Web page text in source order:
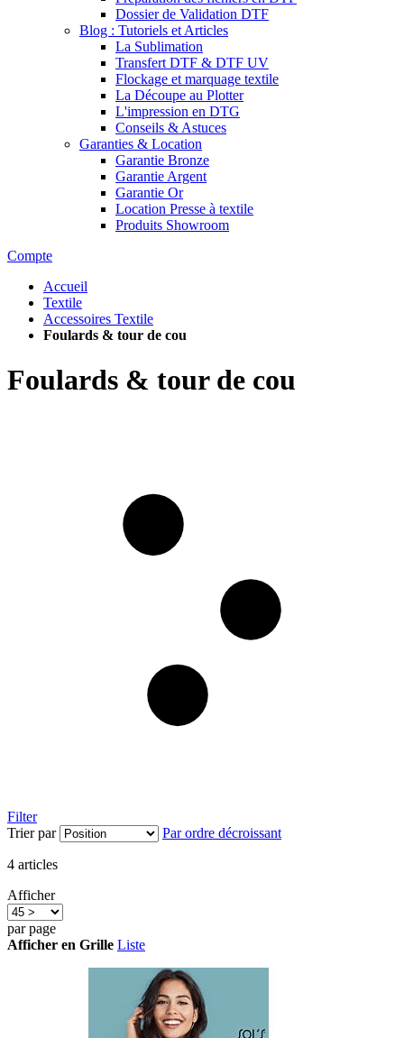
Dossier de Validation DTF
Blog : Tutoriels et Articles
La Sublimation
Transfert DTF & DTF UV
Flockage et marquage textile
La Découpe au Plotter
L'impression en DTG
Conseils & Astuces
Garanties & Location
Garantie Bronze
Garantie Argent
Garantie Or
Location Presse à textile
Produits Showroom
Compte
Accueil
Textile
Accessoires Textile
Foulards & tour de cou
Foulards & tour de cou
Filter
Trier par
Par ordre décroissant
4 articles
Afficher
par page
Afficher en Grille Liste